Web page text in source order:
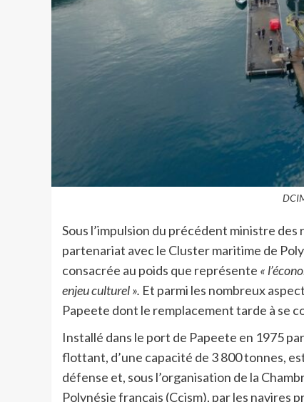
Sous l’impulsion du précédent ministre
partenariat avec le Cluster maritime de
consacrée au poids que représente «
enjeu culturel ». Et parmi les nombreux
Papeete dont le remplacement tarde à se
Installé dans le port de Papeete en 1975
flottant, d’une capacité de 3 800 tonnes,
défense et, sous l’organisation de la
Polynésie français (Ccism), par les navires